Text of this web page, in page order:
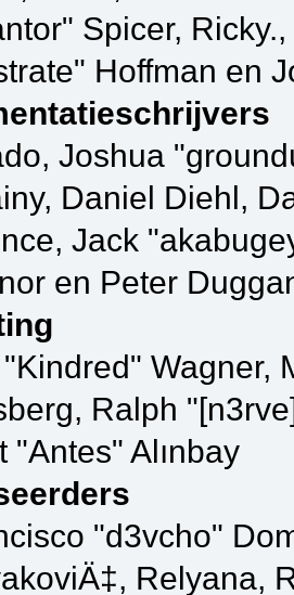
Spicer,
Hoffman en
Joshua
Daniel Diehl,
Jack
en Peter
Wagner,
Ralph
"Antes" Alınbay
"d3vcho"
Relyana,